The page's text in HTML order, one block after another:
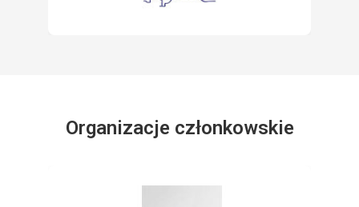
Organizacje członkowskie